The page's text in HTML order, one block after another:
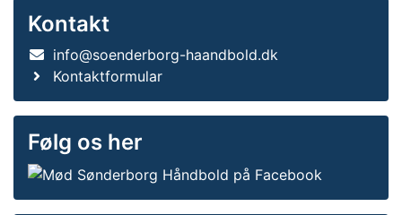
Kontakt
info@soenderborg-haandbold.dk
Kontaktformular
Følg os her